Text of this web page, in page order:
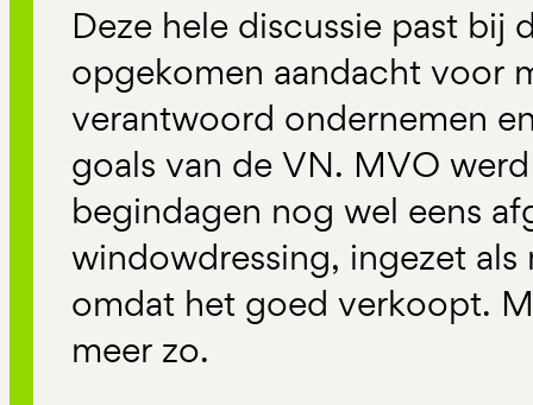
Deze hele discussie past bij
opgekomen aandacht voor
verantwoord ondernemen
goals van de VN. MVO
begindagen nog wel eens
windowdressing, ingezet
omdat het goed verkoopt.
meer zo.